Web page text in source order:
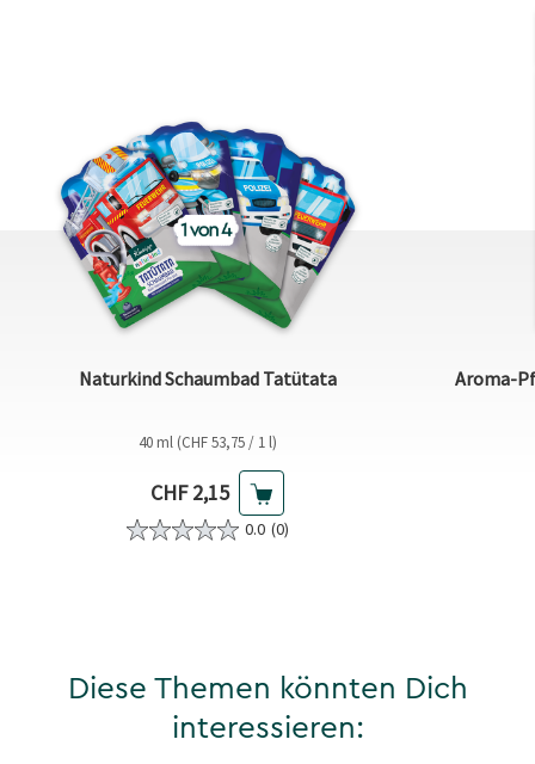
Naturkind Schaumbad Tatütata
40 ml (CHF 53,75 / 1 l)
Aktueller Preis
CHF 2,15
0.0 (0)
Aroma-
Diese Themen könnten Dich
interessieren: